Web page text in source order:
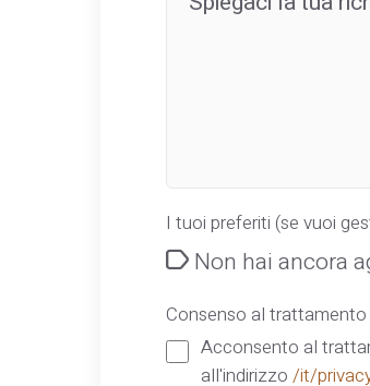
I tuoi preferiti (se vuoi
Non hai ancora
Consenso al trattamento
Acconsento al
all'indirizzo /it/